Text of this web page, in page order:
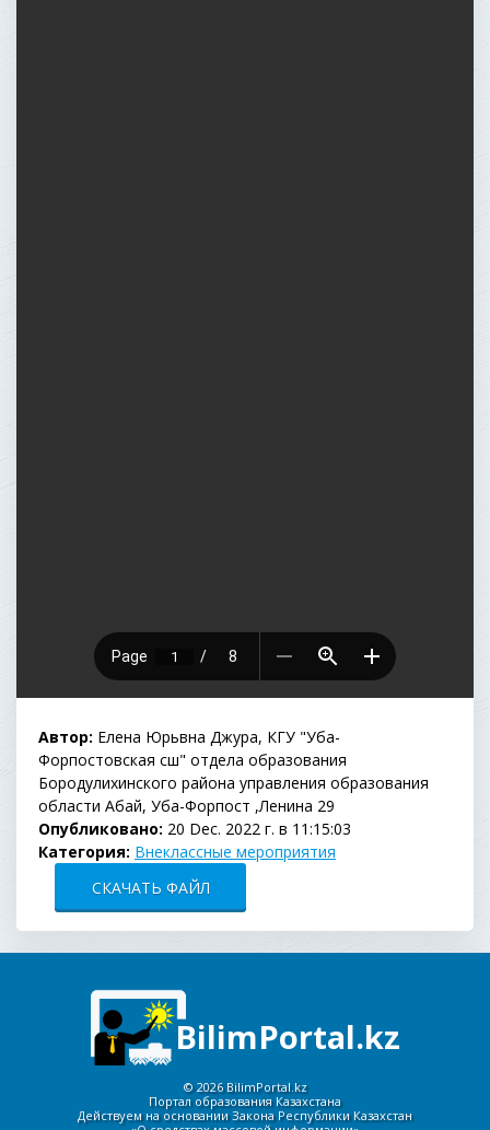
Автор: Елена Юрьвна Джура, КГУ "Уба-
Форпостовская сш" отдела образования
Бородулихинского района управления образования
области Абай, Уба-Форпост ,Ленина 29
Опубликовано: 20 Dec. 2022 г. в 11:15:03
Категория: Внеклассные мероприятия
СКАЧАТЬ ФАЙЛ
BilimPortal.kz
©2026 BilimPortal.kz
Портал образования Казахстана
Действуем на основании Закона Республики Казахстан